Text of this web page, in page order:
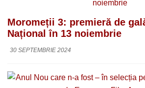
Moromeții 3: premieră de
Național în 13 noiembrie
30 SEPTEMBRIE 2024